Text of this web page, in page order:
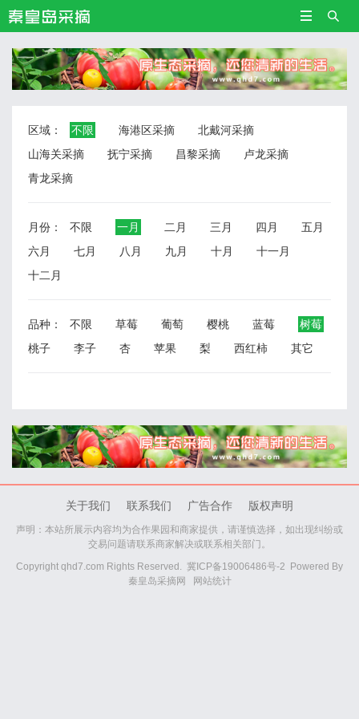


区域： 不限 海港区采摘
北戴河采摘
山海关采摘
抚宁采摘 昌黎采摘
卢龙采摘
青龙采摘
月份： 不限 一月 二月 三月 四月
五月
六月
七月 八月 九月 十月
十一月
十二月
品种： 不限 草莓 葡萄 樱桃 蓝莓
树莓
桃子
李子 杏 苹果 梨 西红柿 其它
关于我们 联系我们 广告合作 版权声明
声明：本站所展示内容均为合作果园和商家提供，请谨慎选择，如出现纠纷或
交易问题请联系商家解决或联系相关部门。
Copyright qhd7.com Rights Reserved. 冀ICP备19006486号-2 Powered By
秦皇岛采摘网
网站统计